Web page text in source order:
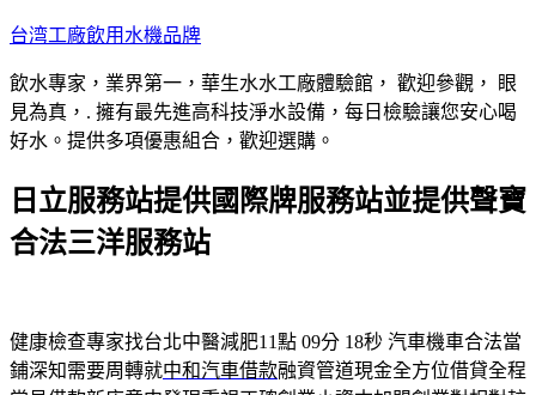
跳
主
要
內
台湾工廠飲用水機品牌
飲水專家，業界第一，華生水水工廠體驗館， 歡迎參觀， 眼
見為真，. 擁有最先進高科技淨水設備，每日檢驗讓您安心喝
好水。提供多項優惠組合，歡迎選購。
日立服務站提供國際牌服務站並提供聲寶
合法三洋服務站
健康檢查專家找台北中醫減肥11點 09分 18秒 汽車機車合法當
鋪深知需要周轉就中和汽車借款融資管道現金全方位借貸全程